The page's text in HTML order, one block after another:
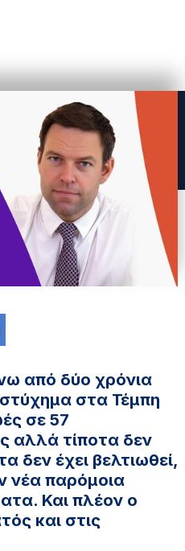
από δύο χρόνια
στα Τέμπη
σε 57
αλλά τίποτα δεν
δεν έχει βελτιωθεί,
νέα παρόμοια
Και πλέον ο
και στις